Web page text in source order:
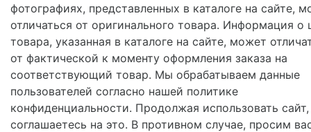
фотографиях, представленных в каталоге на сайте,
отличаться от оригинального товара. Информация о
товара, указанная в каталоге на сайте, может
от фактической к моменту оформления заказа на
соответствующий товар. Мы обрабатываем данные
пользователей согласно нашей политике
конфиденциальности. Продолжая использовать
соглашаетесь на это. В противном случае, просим